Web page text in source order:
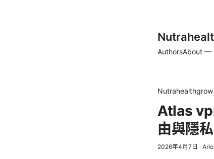
AuthorsAbout —
Nutrahealthgrow
Atlas
由與隱私
2026年4月7日 ·